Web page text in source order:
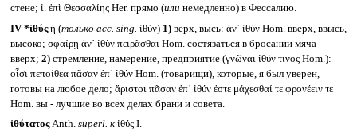
стене; ἰ. ἐπὶ Θεσσαλίης Her. прямо (или немедленно) в Фессалию.
IV *ἰθύςἡ (только acc. sing. ἰθύν) 1)верх, высь: ἀν᾽ ἰθύν Hom. вверх, ввысь,
высоко; σφαίρῃ ἀν᾽ ἰθὺν πειρᾶσθαι Hom. состязаться в бросании мяча
вверх; 2)стремление, намерение, предприятие (γνῶναι ἰθύν τινος Hom.):
οἷσι πεποίθεα πᾶσαν ἐπ᾽ ἰθύν Hom. (товарищи), которые, я был уверен,
готовы на любое дело; ἄριστοι πᾶσαν ἐπ᾽ ἰθύν ἐστε μάχεσθαί τε φρονέειν τε
Hom. вы - лучшие во всех делах брани и совета.
ἰθύτατοςAnth. superl. кἰθύς I.